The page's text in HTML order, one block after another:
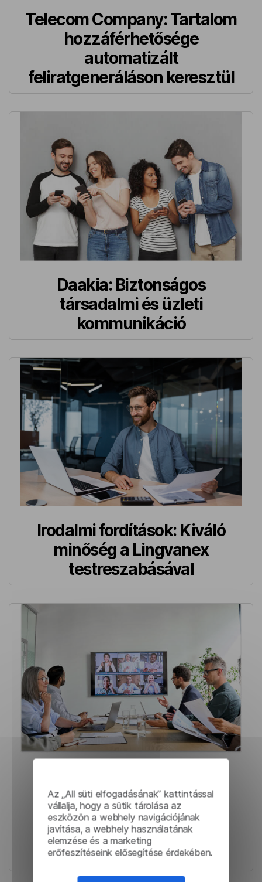
Az „All süti elfogadásának” kattintással
vállalja, hogy a sütik tárolása az
eszközön a webhely navigációjának
javítása, a webhely használatának
elemzése és a marketing
erőfeszítéseink elősegítése érdekében.
Telecom Company: Tartalom
hozzáférhetősége
automatizált
feliratgeneráláson keresztül
Daakia: Biztonságos
társadalmi és üzleti
kommunikáció
Irodalmi fordítások: Kiváló
minőség a Lingvanex
testreszabásával
kormányzati szervek
találkozói
termelékenységének
növelése